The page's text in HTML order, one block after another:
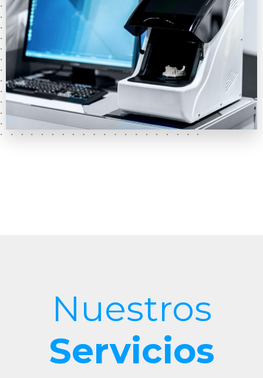
Nuestros
Servicios